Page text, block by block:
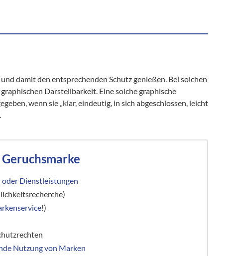
damit den entsprechenden Schutz genießen. Bei solchen
Darstellbarkeit. Eine solche graphische
wenn sie „klar, eindeutig, in sich abgeschlossen, leicht
Dienstleistungen
!)
Nutzung von Marken